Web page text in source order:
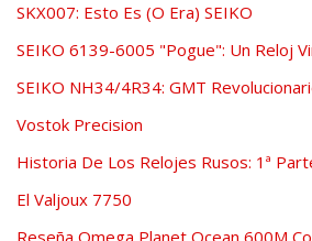
SKX007: Esto Es (O Era) SEIKO
SEIKO 6139-6005 "Pogue": Un Reloj
SEIKO NH34/4R34: GMT
Vostok Precision
Historia De Los Relojes Rusos: 1ª
El Valjoux 7750
Reseña Omega Planet Ocean 600M